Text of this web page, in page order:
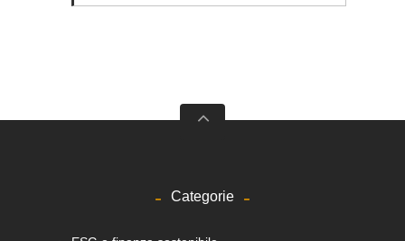
Categorie